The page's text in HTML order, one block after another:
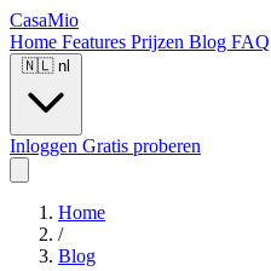
CasaMio
Home Features Prijzen Blog FAQ
🇳🇱 nl
Inloggen Gratis proberen
Home
/
Blog